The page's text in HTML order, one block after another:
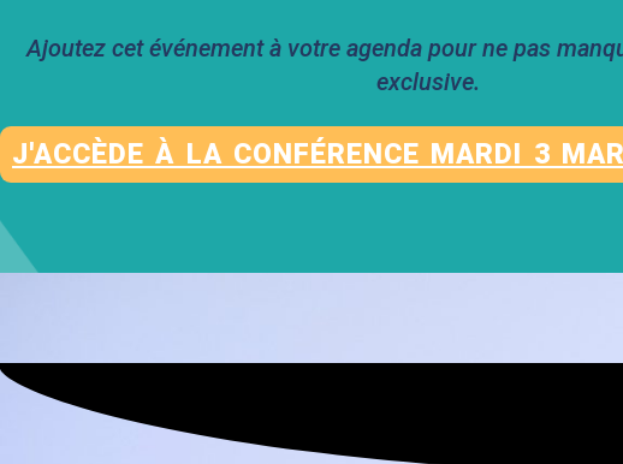
Ajoutez cet événement à votre agenda pour ne pas
exclusive.
J'ACCÈDE À LA CONFÉRENCE MARDI 3